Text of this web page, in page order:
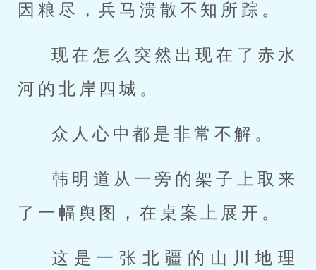
因粮尽，兵马溃散不知所踪。
现在怎么突然出现在了赤水
河的北岸四城。
众人心中都是非常不解。
韩明道从一旁的架子上取来
了一幅舆图，在桌案上展开。
这是一张北疆的山川地理